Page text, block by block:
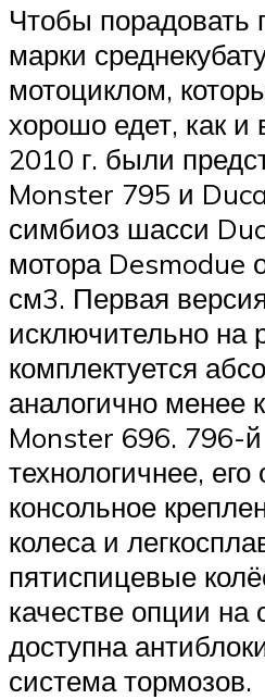
Чтобы порадовать
марки
мотоциклом,
хорошо едет, как и
2010 г. были
Monster 795 и
симбиоз шасси
мотора Desmodue
см3. Первая
исключительно на
комплектуется
аналогично менее
Monster 696. 796-й
технологичнее,
консольное
колеса и
пятиспицевые
качестве опции на
доступна
система тормозов.